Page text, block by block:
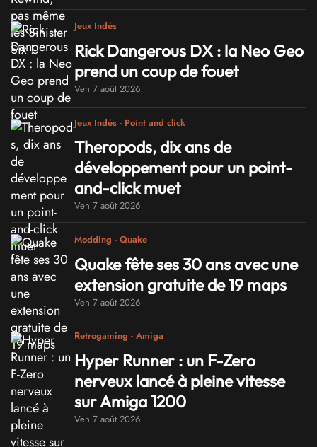
Jeux Indés
Rick Dangerous DX : la Neo Geo
prend un coup de fouet
Ven 7 août 2026
Jeux Indés - Point and click
Theropods, dix ans de
développement pour un point-
and-click muet
Ven 7 août 2026
Modding - Quake
Quake fête ses 30 ans avec une
extension gratuite de 19 maps
Ven 7 août 2026
Retrogaming - Amiga
Hyper Runner : un F-Zero
nerveux lancé à pleine vitesse
sur Amiga 1200
Ven 7 août 2026